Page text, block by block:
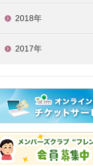
2018年
2017年